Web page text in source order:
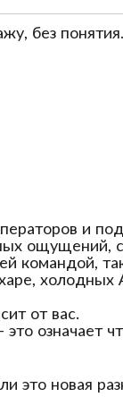
без понятия.
и
ощущений,
командой,
холодных
от вас.
означает
это новая